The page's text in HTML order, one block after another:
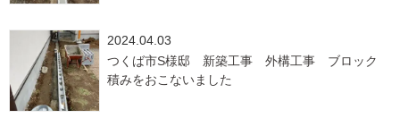
2024.04.03
つくば市S様邸 新築工事 外構工事 ブロック
積みをおこないました